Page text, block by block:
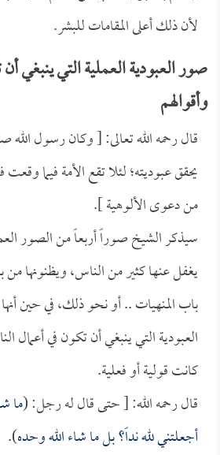
لأن ذلك أعلى المقامات للبشر.
صور العبودية العملية التي ينبغي
وأقوالهم
قال رحمه الله تعالى: [ وكان رسول الله
يحقق عبوديته؛ لئلا تقع الأمة فيما
من دعوى الألوهية ].
سيذكر الشيخ صوراً أربعاً من الصور
يغفل عنها كثير من الناس، ويظنونها من
باب المنهيات .. أو نحو ذلك، في حين
العبودية التي ينبغي أن تكون في أعمال
كانت قولية أو فعلية.
قال رحمه الله: [ حتى قال له رجل: (ما
أجعلتني لله نداً؟ بل ما شاء الله وحده).